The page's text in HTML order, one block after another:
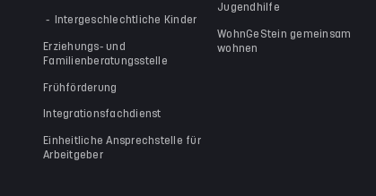
Intergeschlechtliche Kinder
Erziehungs- und
Familienberatungsstelle
Frühförderung
Integrationsfachdienst
Einheitliche Ansprechstelle für
Arbeitgeber
Jugendhilfe
WohnGeStein gemeinsam
wohnen